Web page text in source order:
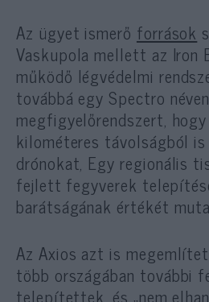
Az ügyet ismerő források
Vaskupola mellett az Iron
működő légvédelmi
továbbá egy Spectro
megfigyelőrendszert,
kilométeres távolságból
drónokat, Egy regionális
fejlett fegyverek
barátságának értékét
Az Axios azt is
több országában további
telepítettek, és „nem